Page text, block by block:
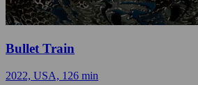
Bullet Train
2022, USA, 126 min